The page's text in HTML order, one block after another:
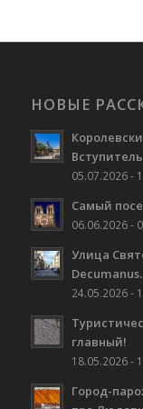
НОВЫЕ
05.07.2026 -
Самый
06.06.2026 -
Улица
24.05.2026 -
главный!
18.05.2026 -
Город-